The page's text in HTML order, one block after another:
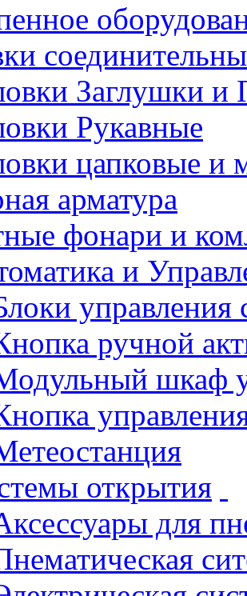
Заглушки и
Рукавные
цапковые и
арматура
фонари и
и
ручной
шкаф
открытия
для